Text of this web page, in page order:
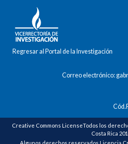
Regresar al Portal de la Investigación
Correo electrónico:
Creative Commons LicenseTodos los
Costa Rica